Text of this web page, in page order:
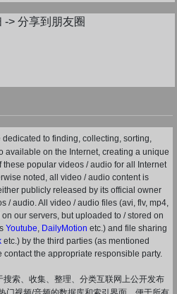
-> 分享到朋友圈
to finding, collecting, sorting,
available on the Internet, creating a unique
popular videos / audio for all Internet
noted, all video / audio content is
publicly released by its official owner
/ audio. All video / audio files (avi, flv, mp4,
our servers, but uploaded to / stored on
Youtube DailyMotion etc.) and file sharing
etc.) by the third parties (as mentioned
the appropriate responsible party.
搜索、收集、整理、分类互联网上公开发布